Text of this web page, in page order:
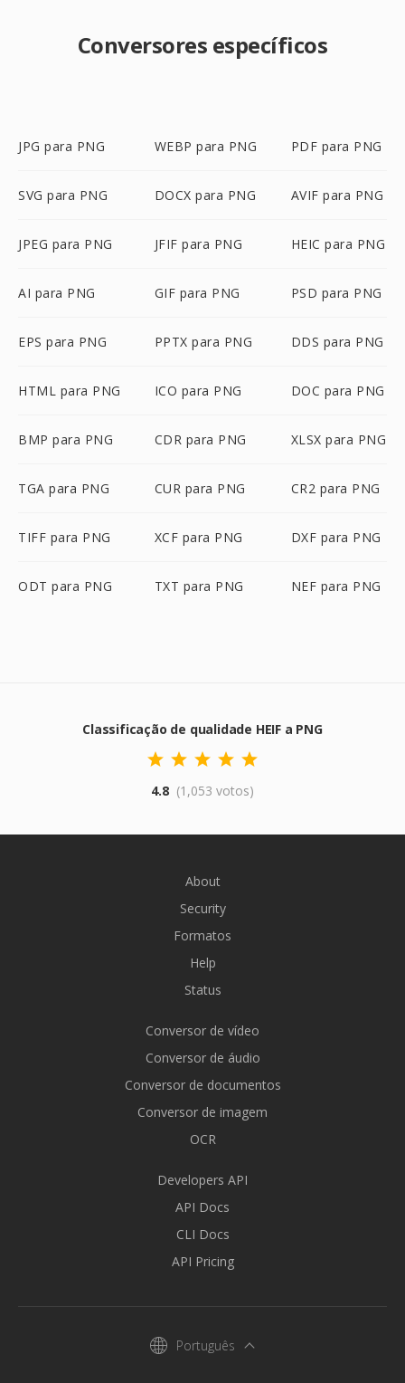
Conversores específicos
JPG para PNG WEBP para PNG PDF para PNG
SVG para PNG DOCX para PNG AVIF para PNG
JPEG para PNG JFIF para PNG HEIC para PNG
AI para PNG GIF para PNG PSD para PNG
EPS para PNG PPTX para PNG DDS para PNG
HTML para PNG ICO para PNG DOC para PNG
BMP para PNG CDR para PNG XLSX para PNG
TGA para PNG CUR para PNG CR2 para PNG
TIFF para PNG XCF para PNG DXF para PNG
ODT para PNG TXT para PNG NEF para PNG
Classificação de qualidade HEIF a PNG
4.8 (1,053 votos)
About
Security
Formatos
Help
Status
Conversor de vídeo
Conversor de áudio
Conversor de documentos
Conversor de imagem
OCR
Developers API
API Docs
CLI Docs
API Pricing
Português